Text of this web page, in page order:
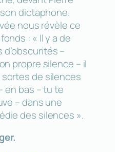
dictaphone.
nous révèle ce
: « Il y a de
–
propre silence – il
de silences
en bas – tu te
– dans une
des silences ».